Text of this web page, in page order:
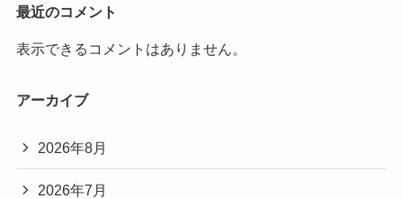
最近のコメント
表示できるコメントはありません。
アーカイブ
2026年8月
2026年7月